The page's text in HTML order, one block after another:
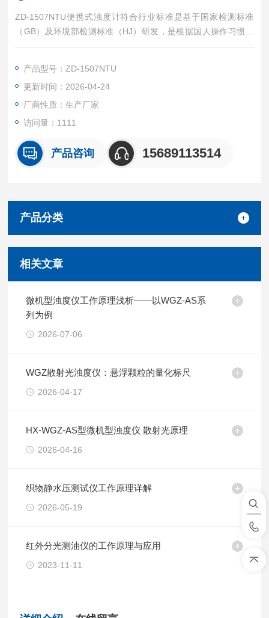
ZD-1507NTU便携式浊度计符合行业标准是基于国家检测标准
（GB）及环境部检测标准（HJ）研发，是根据国人操作习惯，
以一线检测人员更简单、准确的检测为理念开发的一款便携式快
产品型号：ZD-1507NTU
更新时间：2026-04-24
厂商性质：生产厂家
访问量：1111
产品咨询 15689113514
产品分类
相关文章
微机型浊度仪工作原理浅析——以WGZ-AS系
列为例
2026-07-06
WGZ散射光浊度仪：悬浮颗粒的量化标尺
2026-04-17
HX-WGZ-AS型微机型浊度仪 散射光原理
2026-04-16
织物静水压测试仪工作原理详解
2026-05-19
红外分光测油仪的工作原理与应用
2023-11-11